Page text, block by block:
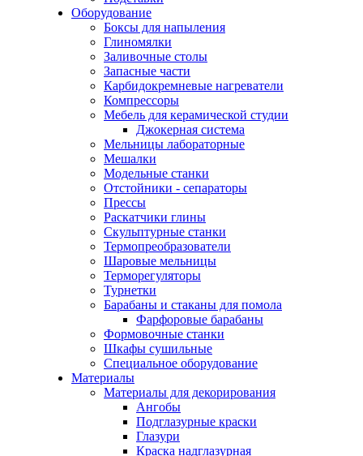
Оборудование
Боксы для напыления
Глиномялки
Заливочные столы
Запасные части
Карбидокремневые нагреватели
Компрессоры
Мебель для керамической студии
Джокерная система
Мельницы лабораторные
Мешалки
Модельные станки
Отстойники - сепараторы
Прессы
Раскатчики глины
Скульптурные станки
Термопреобразователи
Шаровые мельницы
Терморегуляторы
Турнетки
Барабаны и стаканы для помола
Фарфоровые барабаны
Формовочные станки
Шкафы сушильные
Специальное оборудование
Материалы
Материалы для декорирования
Ангобы
Подглазурные краски
Глазури
Краска надглазурная